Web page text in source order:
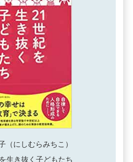
（にしむらみちこ）
生き抜く子どもたち